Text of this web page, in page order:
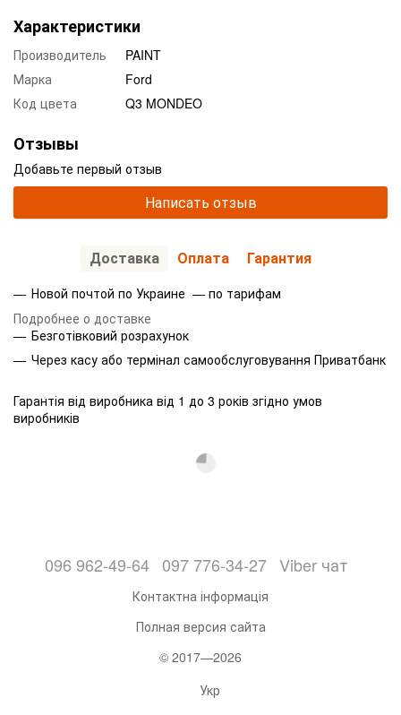
Характеристики
Производитель
PAINT
Марка
Ford
Код цвета
Q3 MONDEO
Отзывы
Добавьте первый отзыв
Написать отзыв
Доставка Оплата Гарантия
Новой почтой по Украине — по тарифам
Подробнее о доставке
Безготівковий розрахунок
Через касу або термінал самообслуговування Приватбанк
Гарантія від виробника від 1 до 3 років згідно умов
виробників
096 962-49-64 097 776-34-27 Viber чат
Контактна інформація
Полная версия сайта
© 2017—2026
Укр